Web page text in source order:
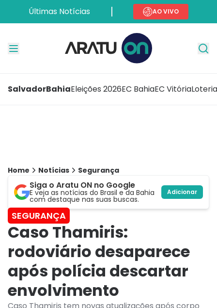
Últimas Notícias AO VIVO
SalvadorBahiaEleições 2026EC BahiaEC Vitória
Home Notícias Segurança
Siga o Aratu ON no Google
E veja as notícias do Brasil e da Bahia
com destaque nas suas buscas.
Adicionar
SEGURANÇA
Caso Thamiris:
rodoviário desaparece
após polícia descartar
envolvimento